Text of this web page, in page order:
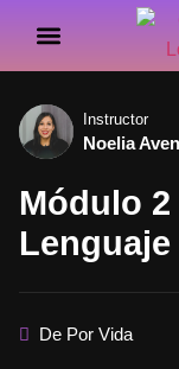
Instructor
Noelia
Módulo
De Por Vida